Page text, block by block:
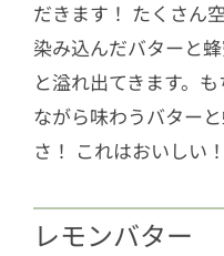
だきます！ たくさん
染み込んだバターと
と溢れ出てきます。
ながら味わうバター
さ！ これはおいしい！
レモンバター